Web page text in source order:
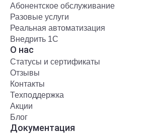
Абонентское обслуживание
Разовые услуги
Реальная автоматизация
Внедрить 1С
О нас
Статусы и сертификаты
Отзывы
Контакты
Техподдержка
Акции
Блог
Документация